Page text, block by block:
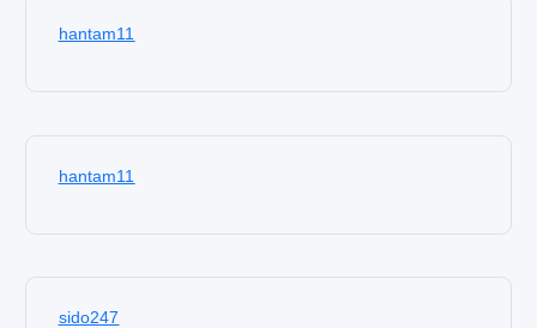
hantam11
hantam11
sido247